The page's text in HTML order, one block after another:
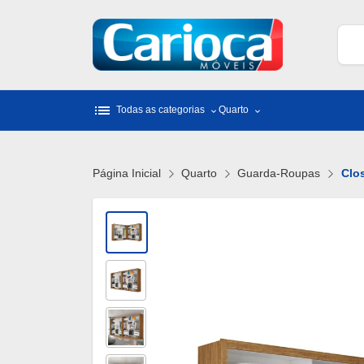
list Todas as categorias Quarto
Página Inicial Quarto Guarda-Roupas